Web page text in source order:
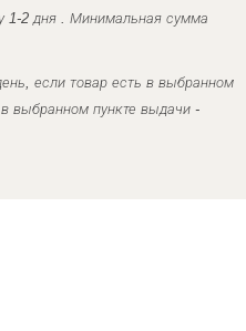
1-2 дня . Минимальная сумма
если товар есть в выбранном
выбранном пункте выдачи -